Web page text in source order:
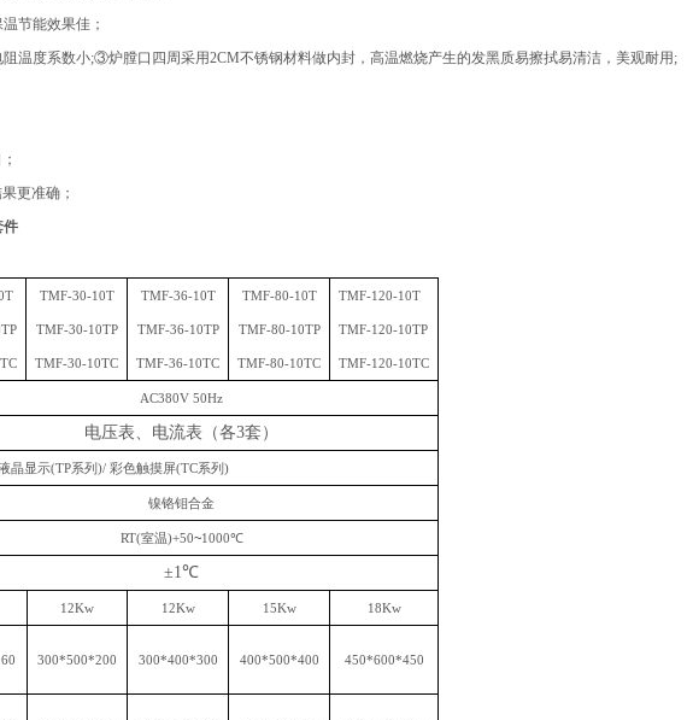
温节能效果佳 ；
阻温度系数小;③炉膛口四周采用2CM不锈钢材料做内封 ， 高温燃烧产生的发黑质易擦拭易清洁 ， 美观耐用 ;
更准确；
件
C
TMF-30-10T
TMF-30-10TP
TMF-30-10TC
TMF-36-10T
TMF-36-10TP
TMF-36-10TC
TMF-80-10T
TMF-80-10TP
TMF-80-10TC
TMF-120-10T
TMF-120-10TP
TMF-120-10TC
AC380V 50Hz
电压表、电流表（各3套）
晶显示(TP系列)/ 彩色触摸屏(TC系列)
镍铬钼合金
RT(室温)+50~1000℃
±1℃
12Kw 12Kw 15Kw 18Kw
300*500*200 300*400*300 400*500*400 450*600*450